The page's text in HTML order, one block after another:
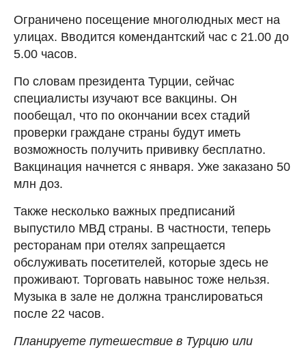
Ограничено посещение многолюдных мест на
улицах. Вводится комендантский час с 21.00 до
5.00 часов.
По словам президента Турции, сейчас
специалисты изучают все вакцины. Он
пообещал, что по окончании всех стадий
проверки граждане страны будут иметь
возможность получить прививку бесплатно.
Вакцинация начнется с января. Уже заказано 50
млн доз.
Также несколько важных предписаний
выпустило МВД страны. В частности, теперь
ресторанам при отелях запрещается
обслуживать посетителей, которые здесь не
проживают. Торговать навынос тоже нельзя.
Музыка в зале не должна транслироваться
после 22 часов.
Планируете путешествие в Турцию или